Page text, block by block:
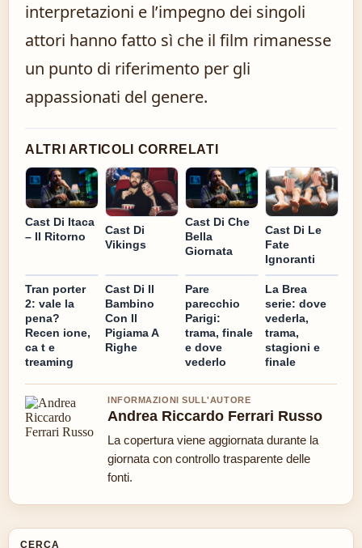
interpretazioni e l’impegno dei singoli
attori hanno fatto sì che il film rimanesse
un punto di riferimento per gli
appassionati del genere.
ALTRI ARTICOLI CORRELATI
Cast Di Itaca
– Il Ritorno
Cast Di
Vikings
Cast Di Che
Bella
Giornata
Cast Di Le
Fate
Ignoranti
Tran porter
2: vale la
pena?
Recen ione,
ca t e
treaming
Cast Di Il
Bambino
Con Il
Pigiama A
Righe
Pare
parecchio
Parigi:
trama, finale
e dove
vederlo
La Brea
serie: dove
vederla,
trama,
stagioni e
finale
INFORMAZIONI SULL'AUTORE
Andrea Riccardo Ferrari Russo
La copertura viene aggiornata durante la
giornata con controllo trasparente delle
fonti.
CERCA